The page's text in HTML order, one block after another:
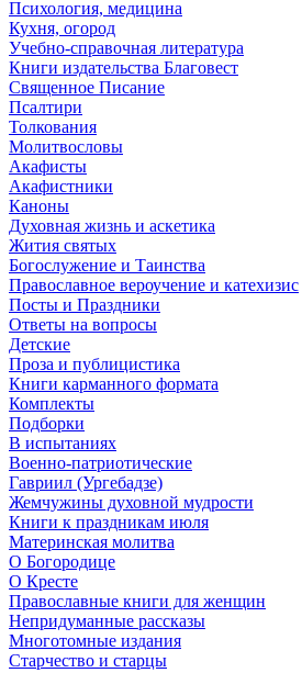
Психология, медицина
Кухня, огород
Учебно-справочная литература
Книги издательства Благовест
Священное Писание
Псалтири
Толкования
Молитвословы
Акафисты
Акафистники
Каноны
Духовная жизнь и аскетика
Жития святых
Богослужение и Таинства
Православное вероучение и катехизис
Посты и Праздники
Ответы на вопросы
Детские
Проза и публицистика
Книги карманного формата
Комплекты
Подборки
В испытаниях
Военно-патриотические
Гавриил (Ургебадзе)
Жемчужины духовной мудрости
Книги к праздникам июля
Материнская молитва
О Богородице
О Кресте
Православные книги для женщин
Непридуманные рассказы
Многотомные издания
Старчество и старцы